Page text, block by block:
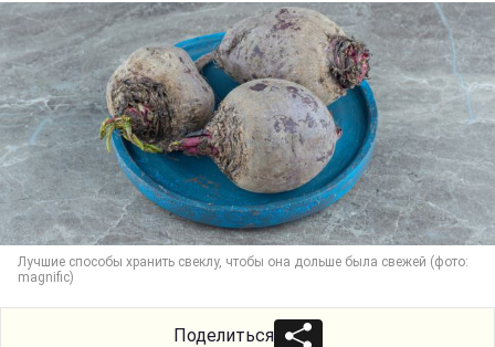
Лучшие способы хранить свеклу, чтобы она дольше была свежей (фото:
magnific)
Поделиться